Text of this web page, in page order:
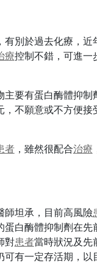
有別於過去化療，近
療控制不錯，可進一
主要有蛋白酶體抑
，不願意或不方便接
者，雖然很配合治療
師坦承，目前高風險
蛋白酶體抑制劑在
對患者當時狀況及先
可有一定存活期，